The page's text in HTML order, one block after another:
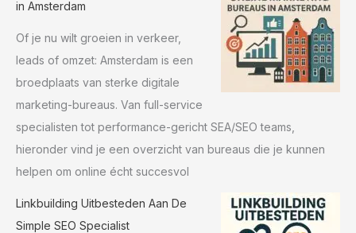
in Amsterdam
Of je nu wilt groeien in verkeer,
leads of omzet: Amsterdam is een
broedplaats van sterke digitale
marketing-bureaus. Van full-service
specialisten tot performance-gericht SEA/SEO teams,
hieronder vind je een overzicht van bureaus die je kunnen
helpen om online écht succesvol
Linkbuilding Uitbesteden Aan De
Simple SEO Specialist